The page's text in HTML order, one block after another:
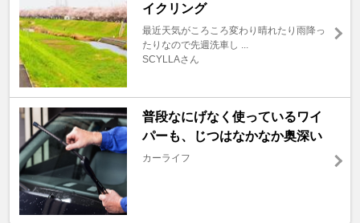
イクリング
最近天気がころころ変わり晴れたり雨降っ
たりなので先週洗車し ...
SCYLLAさん
普段なにげなく使っているワイ
パーも、じつはなかなか奥深い
カーライフ